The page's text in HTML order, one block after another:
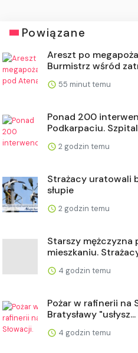
Powiązane
Areszt po
Burmistrz wśród
55 minut temu
Ponad 200
Podkarpaciu. Szpital
2 godzin temu
Strażacy uratowali
słupie
2 godzin temu
Starszy mężczyzna
mieszkaniu.
4 godzin temu
Pożar w rafinerii na
Bratysławy "usłysz...
4 godzin temu